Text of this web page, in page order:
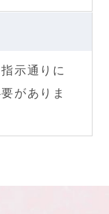
示通りに
がありま